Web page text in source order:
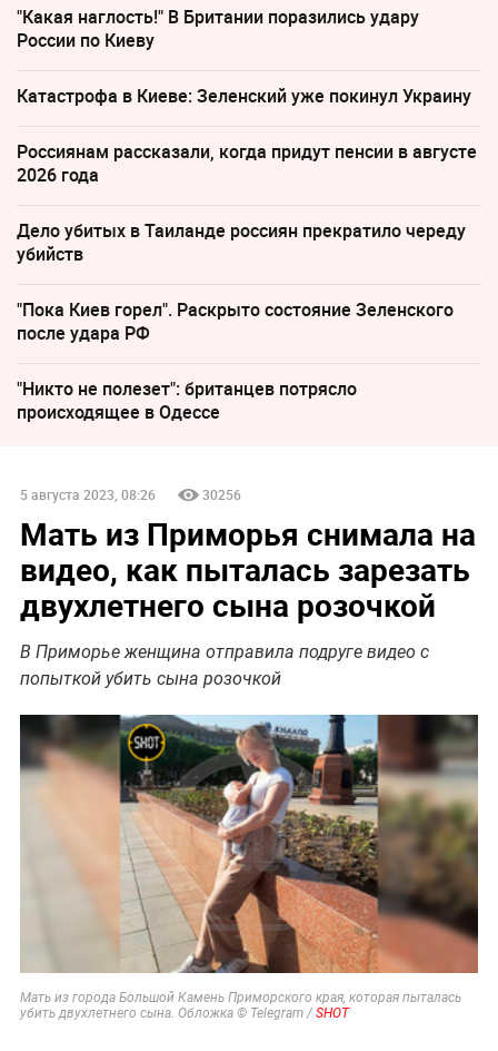
"Какая наглость!" В Британии поразились удару
России по Киеву
Катастрофа в Киеве: Зеленский уже покинул Украину
Россиянам рассказали, когда придут пенсии в августе
2026 года
Дело убитых в Таиланде россиян прекратило череду
убийств
"Пока Киев горел". Раскрыто состояние Зеленского
после удара РФ
"Никто не полезет": британцев потрясло
происходящее в Одессе
5 августа 2023, 08:26 30256
Мать из Приморья снимала на
видео, как пыталась зарезать
двухлетнего сына розочкой
В Приморье женщина отправила подруге видео с
попыткой убить сына розочкой
Мать из города Большой Камень Приморского края, которая пыталась
убить двухлетнего сына. Обложка © Telegram / SHOT